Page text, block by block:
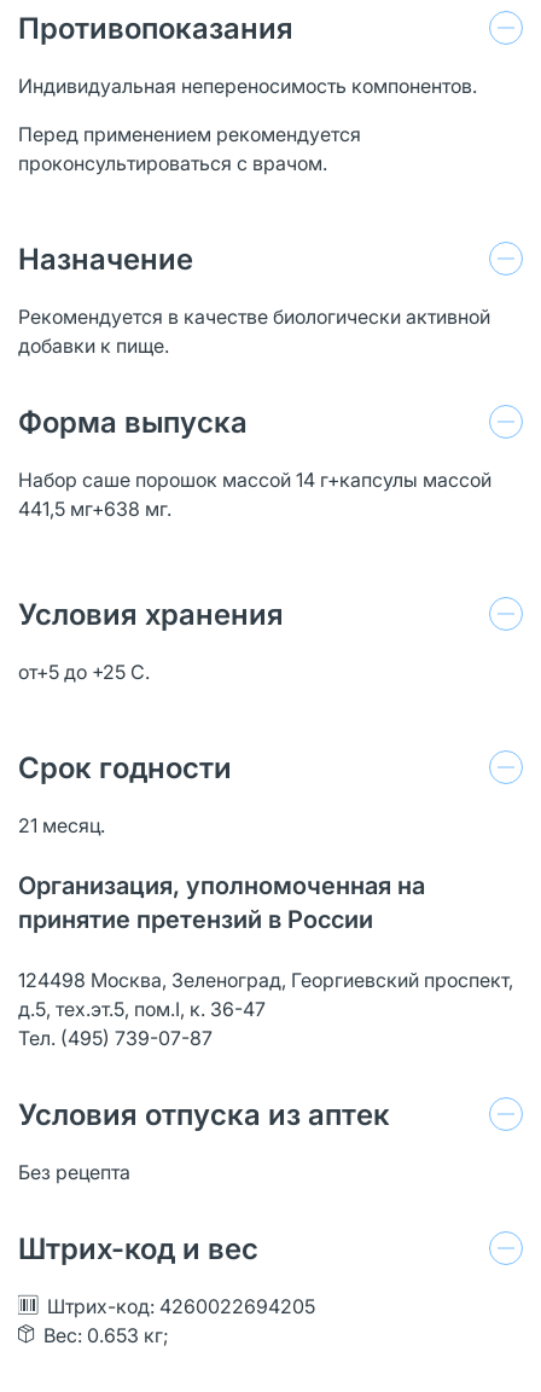
Противопоказания
Индивидуальная непереносимость компонентов.
Перед применением рекомендуется
проконсультироваться с врачом.
Назначение
Рекомендуется в качестве биологически активной
добавки к пище.
Форма выпуска
Набор саше порошок массой 14 г+капсулы массой
441,5 мг+638 мг.
Условия хранения
от+5 до +25 С.
Срок годности
21 месяц.
Организация, уполномоченная на
принятие претензий в России
124498 Москва, Зеленоград, Георгиевский проспект,
д.5, тех.эт.5, пом.I, к. 36-47
Тел. (495) 739-07-87
Условия отпуска из аптек
Без рецепта
Штрих-код и вес
Штрих-код: 4260022694205
Вес: 0.653 кг;